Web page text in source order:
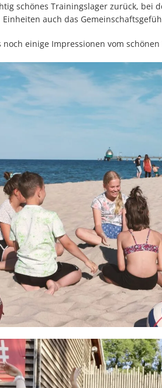
schönes Trainingslager zurück, bei
auch das
noch einige Impressionen vom